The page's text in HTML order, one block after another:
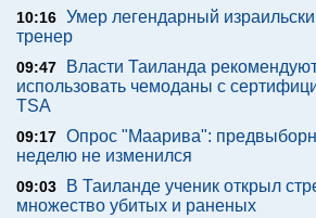
10:16 Умер легендарный
тренер
09:47
Власти Таиланда
использовать чемоданы с
TSA
09:17 Опрос "Mаарива":
неделю не изменился
09:03
В Таиланде ученик открыл
множество убитых и раненых